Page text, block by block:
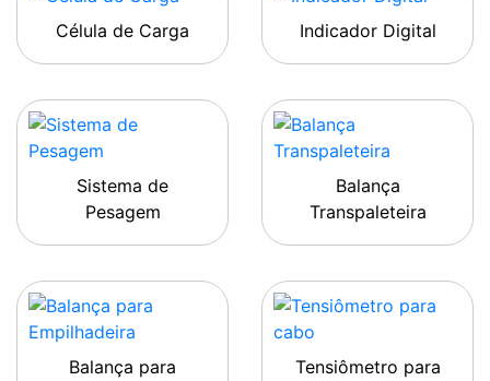
Célula de Carga Indicador Digital
Sistema de
Pesagem
Balança
Transpaleteira
Balança para
Tensiômetro para